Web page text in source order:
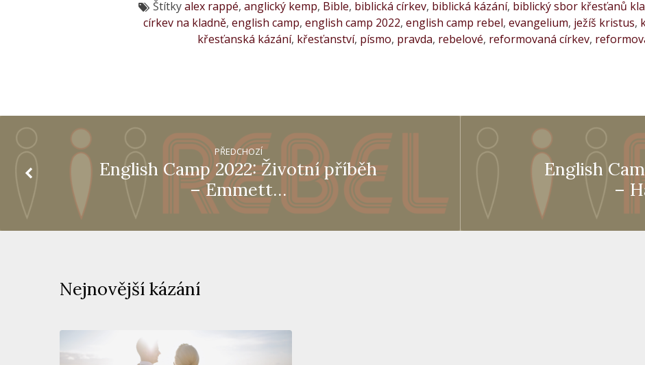
Štítkyalex rappé, anglický kemp, Bible, biblická církev, biblická kázání, biblický sbor křesťanů
církev na kladně, english camp, english camp 2022, english camp rebel, evangelium, ježíš kristus,
křesťanská kázání, křesťanství, písmo, pravda, rebelové, reformovaná církev,
PŘEDCHOZÍ
English Camp 2022: Životní příběh
– Emmett…
English
–
Nejnovější kázání